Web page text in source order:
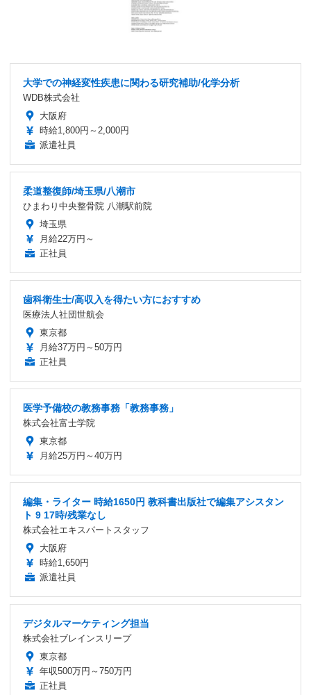
大学での神経変性疾患に関わる研究補助/化学分析
WDB株式会社
大阪府
時給1,800円～2,000円
派遣社員
柔道整復師/埼玉県/八潮市
ひまわり中央整骨院 八潮駅前院
埼玉県
月給22万円～
正社員
歯科衛生士/高収入を得たい方におすすめ
医療法人社団世航会
東京都
月給37万円～50万円
正社員
医学予備校の教務事務「教務事務」
株式会社富士学院
東京都
月給25万円～40万円
編集・ライター 時給1650円 教科書出版社で編集アシスタン
ト 9 17時/残業なし
株式会社エキスパートスタッフ
大阪府
時給1,650円
派遣社員
デジタルマーケティング担当
株式会社ブレインスリープ
東京都
年収500万円～750万円
正社員